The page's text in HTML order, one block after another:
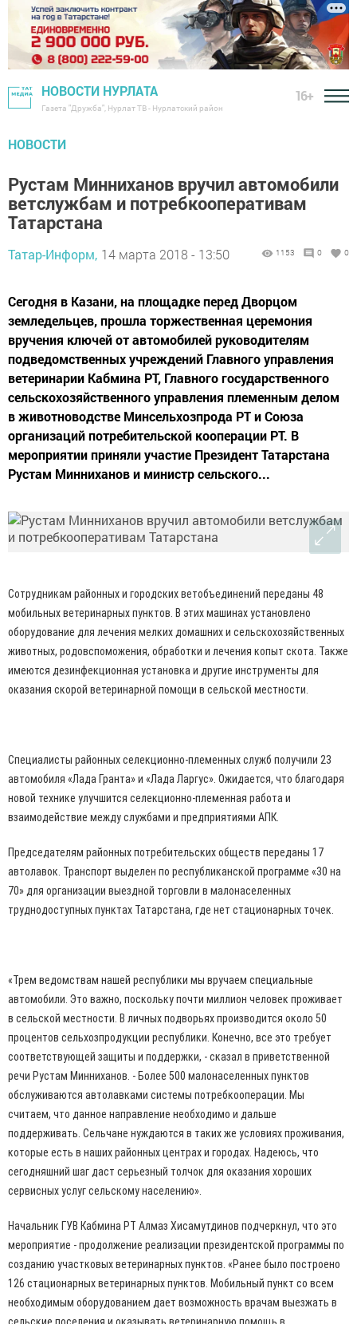
НОВОСТИ НУРЛАТА
Газета "Дружба", Нурлат ТВ - Нурлатский район
16+
НОВОСТИ
Рустам Минниханов вручил автомобили
ветслужбам и потребкооперативам
Татарстана
Татар-Информ, 14 марта 2018 - 13:50 1153 0 0
Сегодня в Казани, на площадке перед Дворцом
земледельцев, прошла торжественная церемония
вручения ключей от автомобилей руководителям
подведомственных учреждений Главного управления
ветеринарии Кабмина РТ, Главного государственного
сельскохозяйственного управления племенным делом
в животноводстве Минсельхозпрода РТ и Союза
организаций потребительской кооперации РТ. В
мероприятии приняли участие Президент Татарстана
Рустам Минниханов и министр сельского...
Сотрудникам районных и городских ветобъединений переданы 48
мобильных ветеринарных пунктов. В этих машинах установлено
оборудование для лечения мелких домашних и сельскохозяйственных
животных, родовспоможения, обработки и лечения копыт скота. Также
имеются дезинфекционная установка и другие инструменты для
оказания скорой ветеринарной помощи в сельской местности.
Специалисты районных селекционно-племенных служб получили 23
автомобиля «Лада Гранта» и «Лада Ларгус». Ожидается, что благодаря
новой технике улучшится селекционно-племенная работа и
взаимодействие между службами и предприятиями АПК.
Председателям районных потребительских обществ переданы 17
автолавок. Транспорт выделен по республиканской программе «30 на
70» для организации выездной торговли в малонаселенных
труднодоступных пунктах Татарстана, где нет стационарных точек.
«Трем ведомствам нашей республики мы вручаем специальные
автомобили. Это важно, поскольку почти миллион человек проживает
в сельской местности. В личных подворьях производится около 50
процентов сельхозпродукции республики. Конечно, все это требует
соответствующей защиты и поддержки, - сказал в приветственной
речи Рустам Минниханов. - Более 500 малонаселенных пунктов
обслуживаются автолавками системы потребкооперации. Мы
считаем, что данное направление необходимо и дальше
поддерживать. Сельчане нуждаются в таких же условиях проживания,
которые есть в наших районных центрах и городах. Надеюсь, что
сегодняшний шаг даст серьезный толчок для оказания хороших
сервисных услуг сельскому населению».
Начальник ГУВ Кабмина РТ Алмаз Хисамутдинов подчеркнул, что это
мероприятие - продолжение реализации президентской программы по
созданию участковых ветеринарных пунктов. «Ранее было построено
126 стационарных ветеринарных пунктов. Мобильный пункт со всем
необходимым оборудованием дает возможность врачам выезжать в